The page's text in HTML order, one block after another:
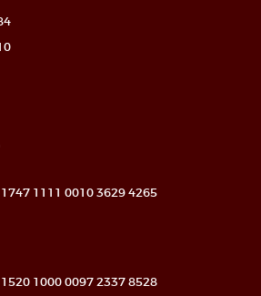
1111 0010 3629 4265
1000 0097 2337 8528